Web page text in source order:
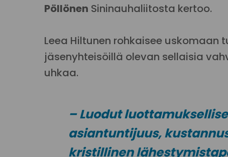
Pöllönen Sininauhaliitosta kertoo.
Leea Hiltunen rohkaisee uskomaan
jäsenyhteisöillä olevan sellaisia
uhkaa.
– Luodut
asiantuntijuus,
kristillinen